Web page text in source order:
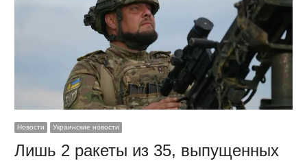
Новости Украинские новости
Лишь 2 ракеты из 35, выпущенных